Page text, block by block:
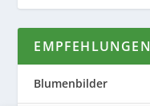
EMPFEHLUNGEN
Blumenbilder